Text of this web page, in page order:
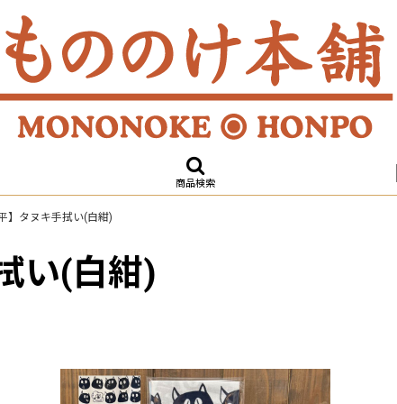
商品検索
】タヌキ手拭い(白紺)
い(白紺)